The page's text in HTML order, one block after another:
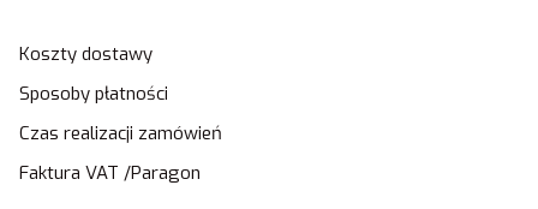
Koszty dostawy
Sposoby płatności
Czas realizacji zamówień
Faktura VAT /Paragon